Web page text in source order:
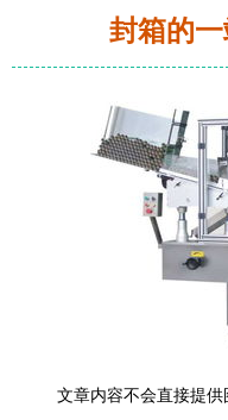
封箱的
文章内容不会直接提